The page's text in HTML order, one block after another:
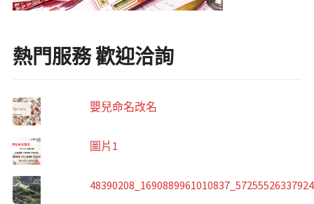
熱門服務 歡迎洽詢
嬰兒命名改名
圖片1